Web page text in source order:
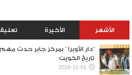
الأشهر الأخيرة
“دار الأوبرا ” بمركز جابر حدث
تاريخ الكويت
2016-11-01